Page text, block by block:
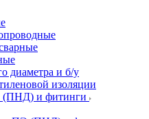
диаметра и б/у
изоляции
(ПНД) и фитинги